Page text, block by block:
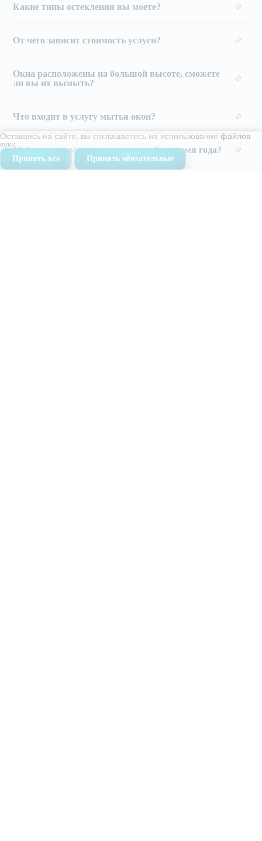
Какие типы остекления вы моете?
От чего зависит стоимость услуги?
Окна расположены на большой высоте, сможете
ли вы их вымыть?
Что входит в услугу мытья окон?
Мойку окон можно заказать в любое время года?
Оставаясь на сайте, вы соглашаетесь на использование файлов
куки
Принять все Принять обязательные